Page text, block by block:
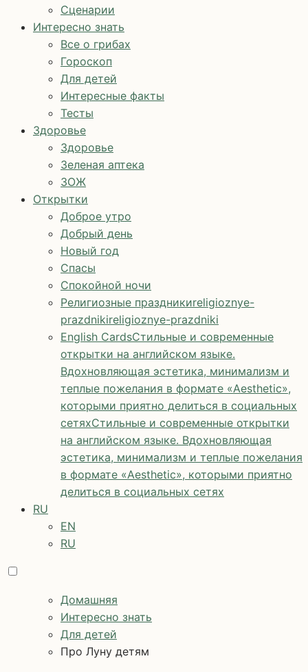
Сценарии
Интересно знать
Все о грибах
Гороскоп
Для детей
Интересные факты
Тесты
Здоровье
Здоровье
Зеленая аптека
ЗОЖ
Открытки
Доброе утро
Добрый день
Новый год
Спасы
Спокойной ночи
Религиозные праздникиreligioznye-
prazdnikireligioznye-prazdniki
English CardsСтильные и современные
открытки на английском языке.
Вдохновляющая эстетика, минимализм и
теплые пожелания в формате «Aesthetic»,
которыми приятно делиться в социальных
сетяхСтильные и современные открытки
на английском языке. Вдохновляющая
эстетика, минимализм и теплые пожелания
в формате «Aesthetic», которыми приятно
делиться в социальных сетях
RU
EN
RU
Домашняя
Интересно знать
Для детей
Про Луну детям